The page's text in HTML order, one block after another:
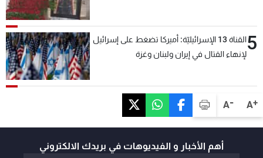
A+
A-
5
القناة 13 الإسرائيليّة: أميركا تضغط على إسرائيل
لإنهاء القتال في إيران ولبنان وغزة
أهم الأخبار و الفيديوهات في بريدك الالكتروني